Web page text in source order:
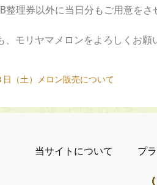
整理券以外に当日分もご用意をさ
、モリヤマメロンをよろしくお願
日（土）メロン販売について
当サイトについて プ